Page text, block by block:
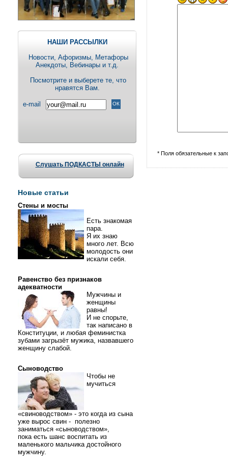
НАШИ РАССЫЛКИ
Новости, Aфоризмы, Метафоры
Анекдоты, Вебинары и т.д.
Посмотрите и выберете те, что
нравятся Вам.
e-mail
Слушать ПОДКАСТЫ онлайн
Новые статьи
Стены и мосты
Есть знакомая
пара.
Я их знаю
много лет. Всю
молодость они
искали себя.
Равенство без признаков
адекватности
Мужчины и
женщины
равны!
И не спорьте,
так написано в
Конституции, и любая феминистка
зубами загрызёт мужика, назвавшего
женщину слабой.
Сыноводство
Чтобы не
мучиться
«свиноводством» - это когда из сына
уже вырос свин - полезно
заниматься «сыноводством»,
пока есть шанс воспитать из
маленького мальчика достойного
мужчину.
* Поля обязательные к